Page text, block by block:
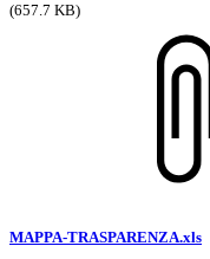
(657.7 KB)
MAPPA-TRASPARENZA.xls